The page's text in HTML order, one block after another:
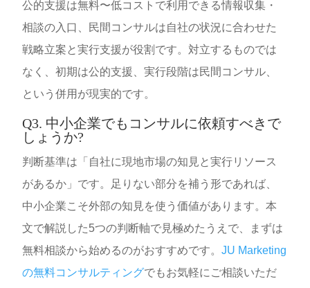
公的支援は無料〜低コストで利用できる情報収集・
相談の入口、民間コンサルは自社の状況に合わせた
戦略立案と実行支援が役割です。対立するものでは
なく、初期は公的支援、実行段階は民間コンサル、
という併用が現実的です。
Q3. 中小企業でもコンサルに依頼すべきで
しょうか?
判断基準は「自社に現地市場の知見と実行リソース
があるか」です。足りない部分を補う形であれば、
中小企業こそ外部の知見を使う価値があります。本
文で解説した5つの判断軸で見極めたうえで、まずは
無料相談から始めるのがおすすめです。JU Marketing
の無料コンサルティングでもお気軽にご相談いただ